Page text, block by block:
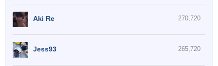
270,720
Aki Re
265,720
Jess93